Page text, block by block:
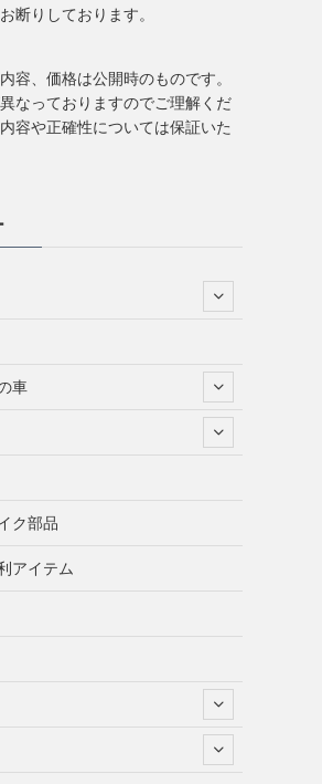
断りしております。
容、価格は公開時のものです。
なっておりますのでご理解くだ
容や正確性については保証いた
車
ク部品
アイテム